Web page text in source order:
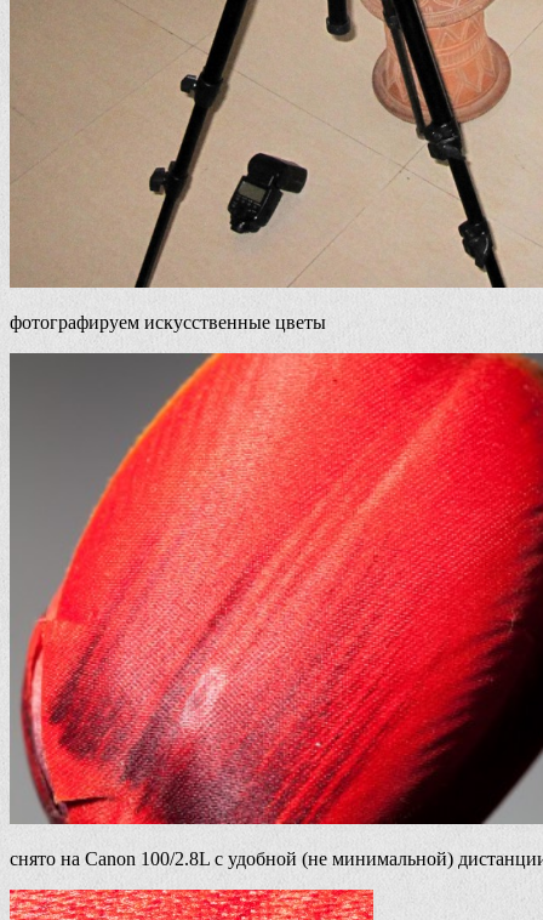
фотографируем искусственные цветы
снято на Canon 100/2.8L с удобной (не минимальной)